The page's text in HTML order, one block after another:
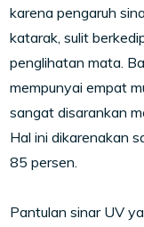
karena pengaruh
katarak, sulit
penglihatan mata.
mempunyai empat
sangat disarankan
Hal ini dikarenakan
85 persen.
Pantulan sinar UV